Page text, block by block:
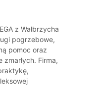
z Wałbrzycha
pogrzebowe,
pomoc oraz
Firma,